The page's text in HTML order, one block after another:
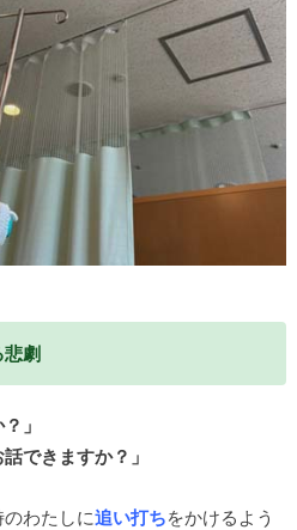
劇
」
できますか？」
わたしに追い打ちをかけるよう